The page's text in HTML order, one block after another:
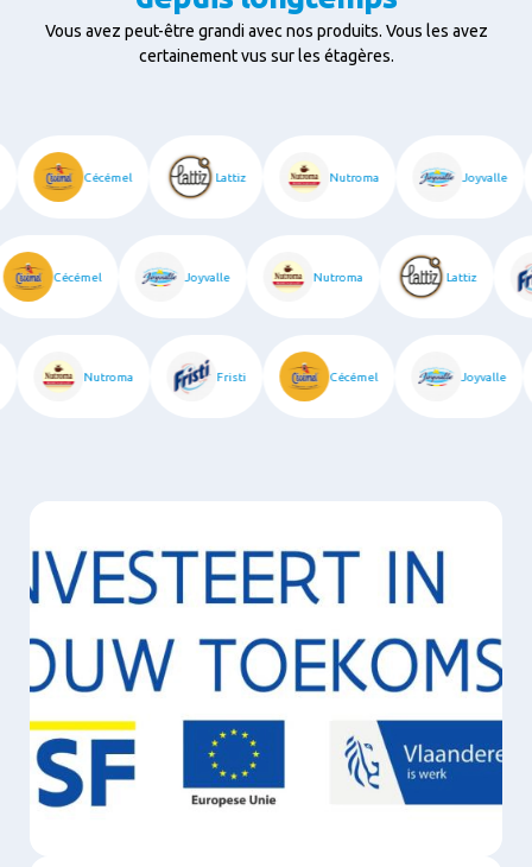
Vous avez peut-être grandi avec nos produits. Vous les avez
certainement vus sur les étagères.
Cécémel Lattiz Nutroma Joyvalle
Cécémel Joyvalle Nutroma Lattiz
Nutroma Fristi Cécémel Joyvalle